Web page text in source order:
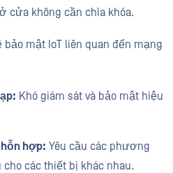
cửa không cần chìa khóa.
mật IoT liên quan đến mạng
Khó giám sát và bảo mật hiệu
hợp: Yêu cầu các phương
các thiết bị khác nhau.